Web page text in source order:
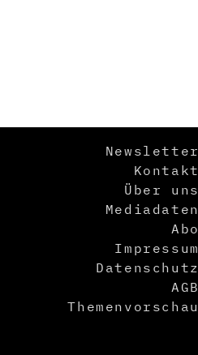
Newsletter
Kontakt
Über uns
Mediadaten
Abo
Impressum
Datenschutz
AGB
Themenvorschau